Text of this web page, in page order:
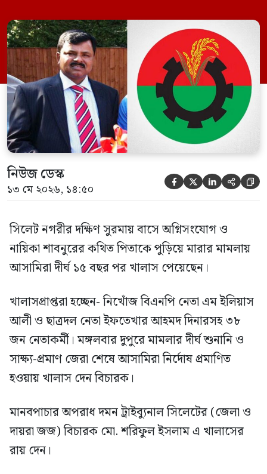
ইফতেখার আহমদ দিনারসহ ৩৮ জন নেতাকর্মী।
মঙ্গলবার দুপুরে মামলার দীর্ঘ শুনানি ও সাক্ষ্য-
প্রমাণ জেরা শেষে আসামিরা নির্দোষ প্রমাণিত
হওয়ায় খালাস দেন বিচারক। মানবপাচার […]
নিউজ ডেস্ক
১৩ মে ২০২৬, ১৪:৫০     
সিলেট নগরীর দক্ষিণ সুরমায় বাসে অগ্নিসংযোগ ও
নায়িকা শাবনুরের কথিত পিতাকে পুড়িয়ে মারার মামলায়
আসামিরা দীর্ঘ ১৫ বছর পর খালাস পেয়েছেন।
খালাসপ্রাপ্তরা হচ্ছেন- নিখোঁজ বিএনপি নেতা এম ইলিয়াস
আলী ও ছাত্রদল নেতা ইফতেখার আহমদ দিনারসহ ৩৮
জন নেতাকর্মী। মঙ্গলবার দুপুরে মামলার দীর্ঘ শুনানি ও
সাক্ষ্য-প্রমাণ জেরা শেষে আসামিরা নির্দোষ প্রমাণিত
হওয়ায় খালাস দেন বিচারক।
মানবপাচার অপরাধ দমন ট্রাইব্যুনাল সিলেটের (জেলা ও
দায়রা জজ) বিচারক মো. শরিফুল ইসলাম এ খালাসের
রায় দেন।